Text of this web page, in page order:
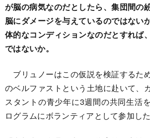
が脳の病気なのだとしたら、集団間の
脳にダメージを与えているのではない
体的なコンディションなのだとすれば
ではないか。
ブリュノーはこの仮説を検証するた
のベルファストという土地に赴いて、
スタントの青少年に3週間の共同生活
ログラムにボランティアとして参加した